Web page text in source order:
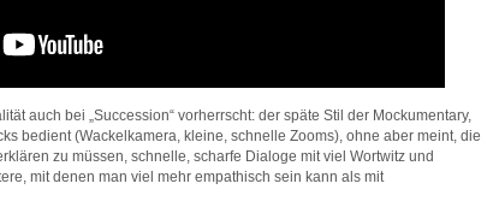
auch bei „Succession“ vorherrscht: der späte Stil der Mockumentary,
bedient (Wackelkamera, kleine, schnelle Zooms), ohne aber meint, die
zu müssen, schnelle, scharfe Dialoge mit viel Wortwitz und
mit denen man viel mehr empathisch sein kann als mit